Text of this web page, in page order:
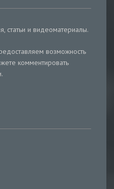
статьи и видеоматериалы.
возможность
комментировать